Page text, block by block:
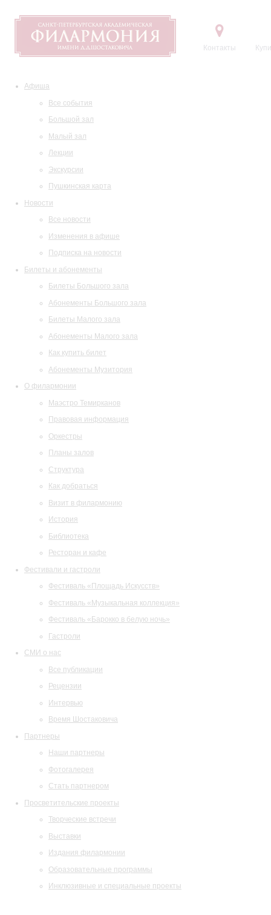
Контакты
Афиша
Все события
Большой зал
Малый зал
Лекции
Экскурсии
Пушкинская карта
Новости
Все новости
Изменения в афише
Подписка на новости
Билеты и абонементы
Билеты Большого зала
Абонементы Большого зала
Билеты Малого зала
Абонементы Малого зала
Как купить билет
Абонементы Музитория
О филармонии
Маэстро Темирканов
Правовая информация
Оркестры
Планы залов
Структура
Как добраться
Визит в филармонию
История
Библиотека
Ресторан и кафе
Фестивали и гастроли
Фестиваль «Площадь Искусств»
Фестиваль «Музыкальная коллекция»
Фестиваль «Барокко в белую ночь»
Гастроли
СМИ о нас
Все публикации
Рецензии
Интервью
Время Шостаковича
Партнеры
Наши партнеры
Фотогалерея
Стать партнером
Просветительские проекты
Творческие встречи
Выставки
Издания филармонии
Образовательные программы
Инклюзивные и специальные проекты